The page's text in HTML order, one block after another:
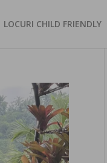
LOCURI CHILD FRIENDLY